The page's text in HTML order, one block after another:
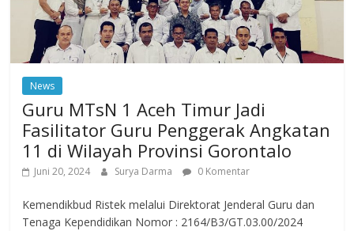
News
Guru MTsN 1 Aceh Timur Jadi
Fasilitator Guru Penggerak Angkatan
11 di Wilayah Provinsi Gorontalo
Juni 20, 2024 Surya Darma 0 Komentar
Kemendikbud Ristek melalui Direktorat Jenderal Guru dan
Tenaga Kependidikan Nomor : 2164/B3/GT.03.00/2024